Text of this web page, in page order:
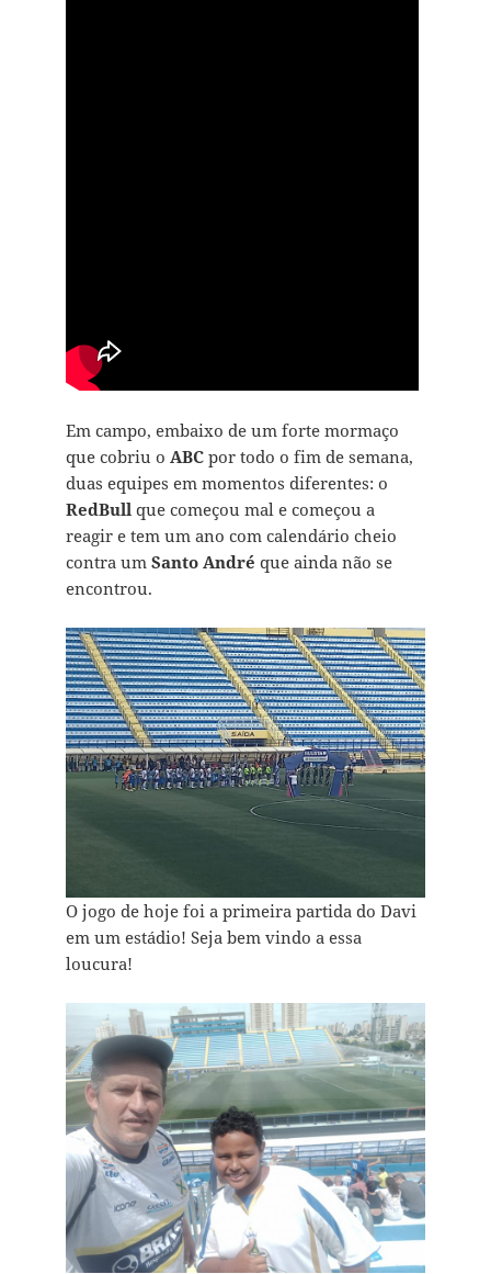
Em campo, embaixo de um forte mormaço
que cobriu o ABCpor todo o fim de semana,
duas equipes em momentos diferentes: o
RedBullque começou mal e começou a
reagir e tem um ano com calendário cheio
contra um Santo André que ainda não se
encontrou.
O jogo de hoje foi a primeira partida do Davi
em um estádio! Seja bem vindo a essa
loucura!